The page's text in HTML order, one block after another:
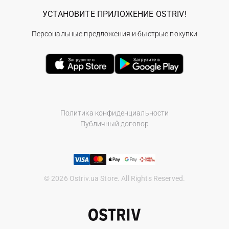
Политика конфиденциальности
Публичный договор
© 2026 Ostriv.ua Store. All Rights Reserved.
УСТАНОВИТЕ ПРИЛОЖЕНИЕ OSTRIV!
Персональные предложения и быстрые покупки